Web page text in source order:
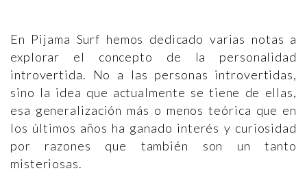
En Pijama Surf hemos dedicado varias notas a
explorar el concepto de la personalidad
introvertida. No a las personas introvertidas,
sino la idea que actualmente se tiene de ellas,
esa generalización más o menos teórica que en
los últimos años ha ganado interés y curiosidad
por razones que también son un tanto
misteriosas.